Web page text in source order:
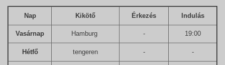
Nap Kikötő Érkezés Indulás
Vasárnap Hamburg - 19:00
Hétfő tengeren - -